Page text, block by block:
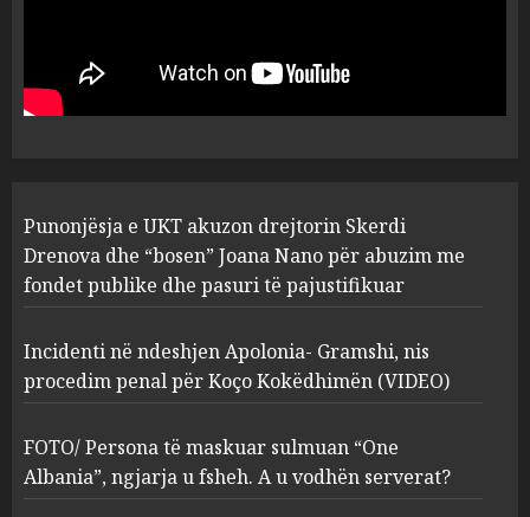
4
Mariela dhe Antonela
Berishën
MARCH 25, 2025
5
ngjau me Talo Çelën”,
dëshmia e Nuredin Dumanit
flet për PERSONAT që e
plagosën!
Punonjësja e UKT akuzon drejtorin Skerdi
Drenova dhe “bosen” Joana Nano për abuzim me
fondet publike dhe pasuri të pajustifikuar
Incidenti në ndeshjen Apolonia- Gramshi, nis
procedim penal për Koço Kokëdhimën (VIDEO)
FOTO/ Persona të maskuar sulmuan “One
Albania”, ngjarja u fsheh. A u vodhën serverat?